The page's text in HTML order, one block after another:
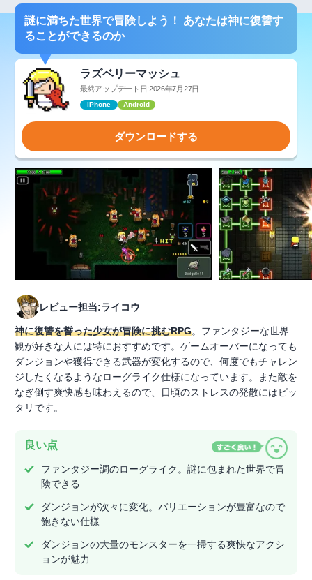
謎に満ちた世界で冒険しよう！ あなたは神に復讐す
ることができるのか
ラズベリーマッシュ
最終アップデート日:2026年7月27日
iPhone Android
ダウンロードする
レビュー担当:ライコウ
神に復讐を誓った少女が冒険に挑むRPG。ファンタジーな世界
観が好きな人には特におすすめです。ゲームオーバーになっても
ダンジョンや獲得できる武器が変化するので、何度でもチャレン
ジしたくなるようなローグライク仕様になっています。また敵を
なぎ倒す爽快感も味わえるので、日頃のストレスの発散にはピッ
タリです。
良い点
ファンタジー調のローグライク。謎に包まれた世界で冒
険できる
ダンジョンが次々に変化。バリエーションが豊富なので
飽きない仕様
ダンジョンの大量のモンスターを一掃する爽快なアクシ
ョンが魅力